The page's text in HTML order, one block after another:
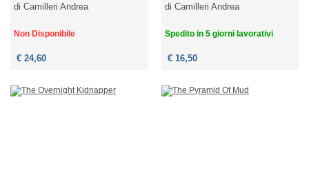
diCamilleri Andrea
Non Disponibile
€ 24,60
diCamilleri Andrea
Spedito in 5 giorni lavorativi
€ 16,50